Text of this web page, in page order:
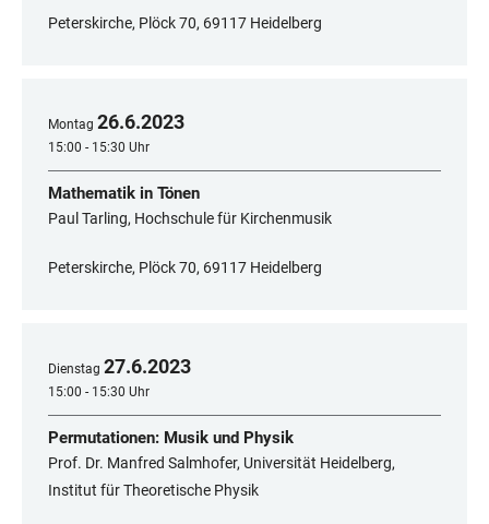
Peterskirche, Plöck 70, 69117 Heidelberg
Montag 26.6.2023
15:00 - 15:30 Uhr
Mathematik in Tönen
Paul Tarling, Hochschule für Kirchenmusik
Peterskirche, Plöck 70, 69117 Heidelberg
Dienstag 27.6.2023
15:00 - 15:30 Uhr
Permutationen: Musik und Physik
Prof. Dr. Manfred Salmhofer, Universität Heidelberg,
Institut für Theoretische Physik